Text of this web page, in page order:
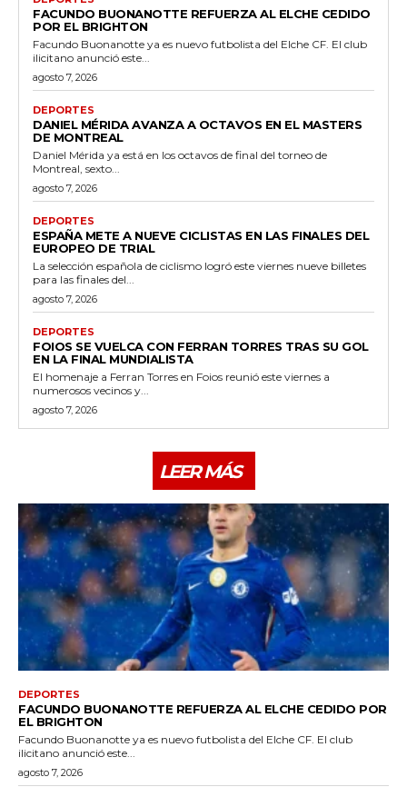
FACUNDO BUONANOTTE REFUERZA AL ELCHE CEDIDO
POR EL BRIGHTON
Facundo Buonanotte ya es nuevo futbolista del Elche CF. El club
ilicitano anunció este...
agosto 7, 2026
DEPORTES
DANIEL MÉRIDA AVANZA A OCTAVOS EN EL MASTERS
DE MONTREAL
Daniel Mérida ya está en los octavos de final del torneo de
Montreal, sexto...
agosto 7, 2026
DEPORTES
ESPAÑA METE A NUEVE CICLISTAS EN LAS FINALES DEL
EUROPEO DE TRIAL
La selección española de ciclismo logró este viernes nueve billetes
para las finales del...
agosto 7, 2026
DEPORTES
FOIOS SE VUELCA CON FERRAN TORRES TRAS SU GOL
EN LA FINAL MUNDIALISTA
El homenaje a Ferran Torres en Foios reunió este viernes a
numerosos vecinos y...
agosto 7, 2026
LEER MÁS
DEPORTES
FACUNDO BUONANOTTE REFUERZA AL ELCHE CEDIDO POR
EL BRIGHTON
Facundo Buonanotte ya es nuevo futbolista del Elche CF. El club
ilicitano anunció este...
agosto 7, 2026